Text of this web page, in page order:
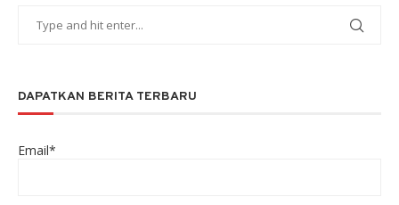
DAPATKAN BERITA TERBARU
Email*